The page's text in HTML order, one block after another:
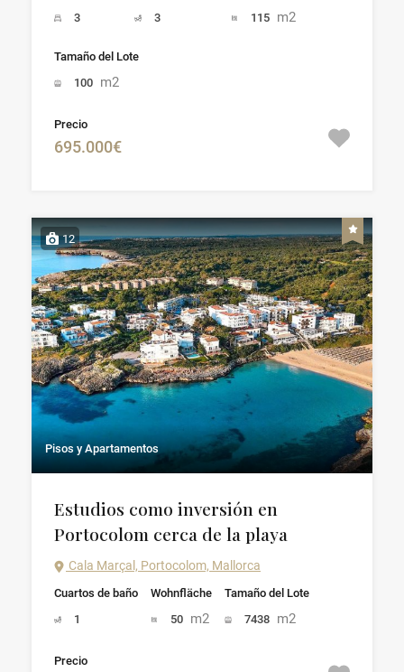
3 3 115 m2
Tamaño del Lote
100 m2
Precio
695.000€
12
Pisos y Apartamentos
Estudios como inversión en
Portocolom cerca de la playa
Cala Marçal, Portocolom, Mallorca
Cuartos de baño
1
Wohnfläche
50 m2
Tamaño del Lote
7438 m2
Precio